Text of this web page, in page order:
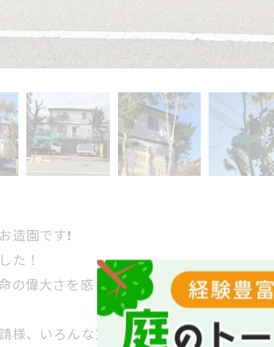
造園です❗️
た！
の偉大さを感じました😆
様、いろんな方のおかげでなんとかやっ